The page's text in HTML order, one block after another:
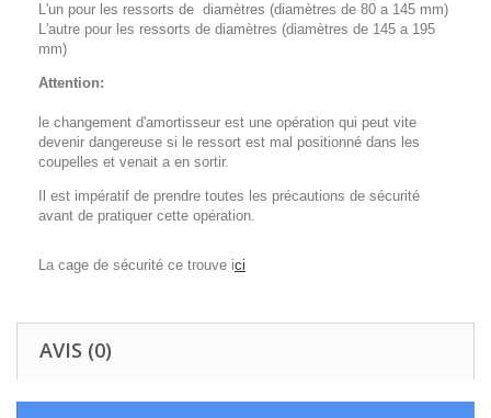
L'un pour les ressorts de diamètres (diamètres de 80 a 145 mm)
L'autre pour les ressorts de diamètres (diamètres de 145 a 195
mm)
Attention:
le changement d'amortisseur est une opération qui peut vite
devenir dangereuse si le ressort est mal positionné dans les
coupelles et venait a en sortir.
Il est impératif de prendre toutes les précautions de sécurité
avant de pratiquer cette opération.
La cage de sécurité ce trouve ici
AVIS (0)